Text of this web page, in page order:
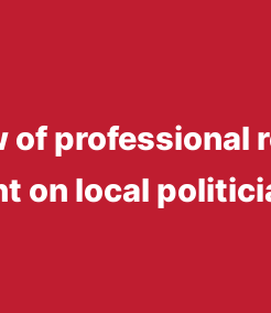
professional
on local